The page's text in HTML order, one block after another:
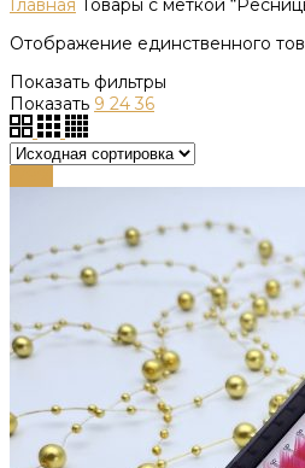
Главная Товары с меткой
Отображение единственного
Показать фильтры
Показать 9 24 36